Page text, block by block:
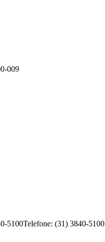
009
5100Telefone: (31) 3840-5100